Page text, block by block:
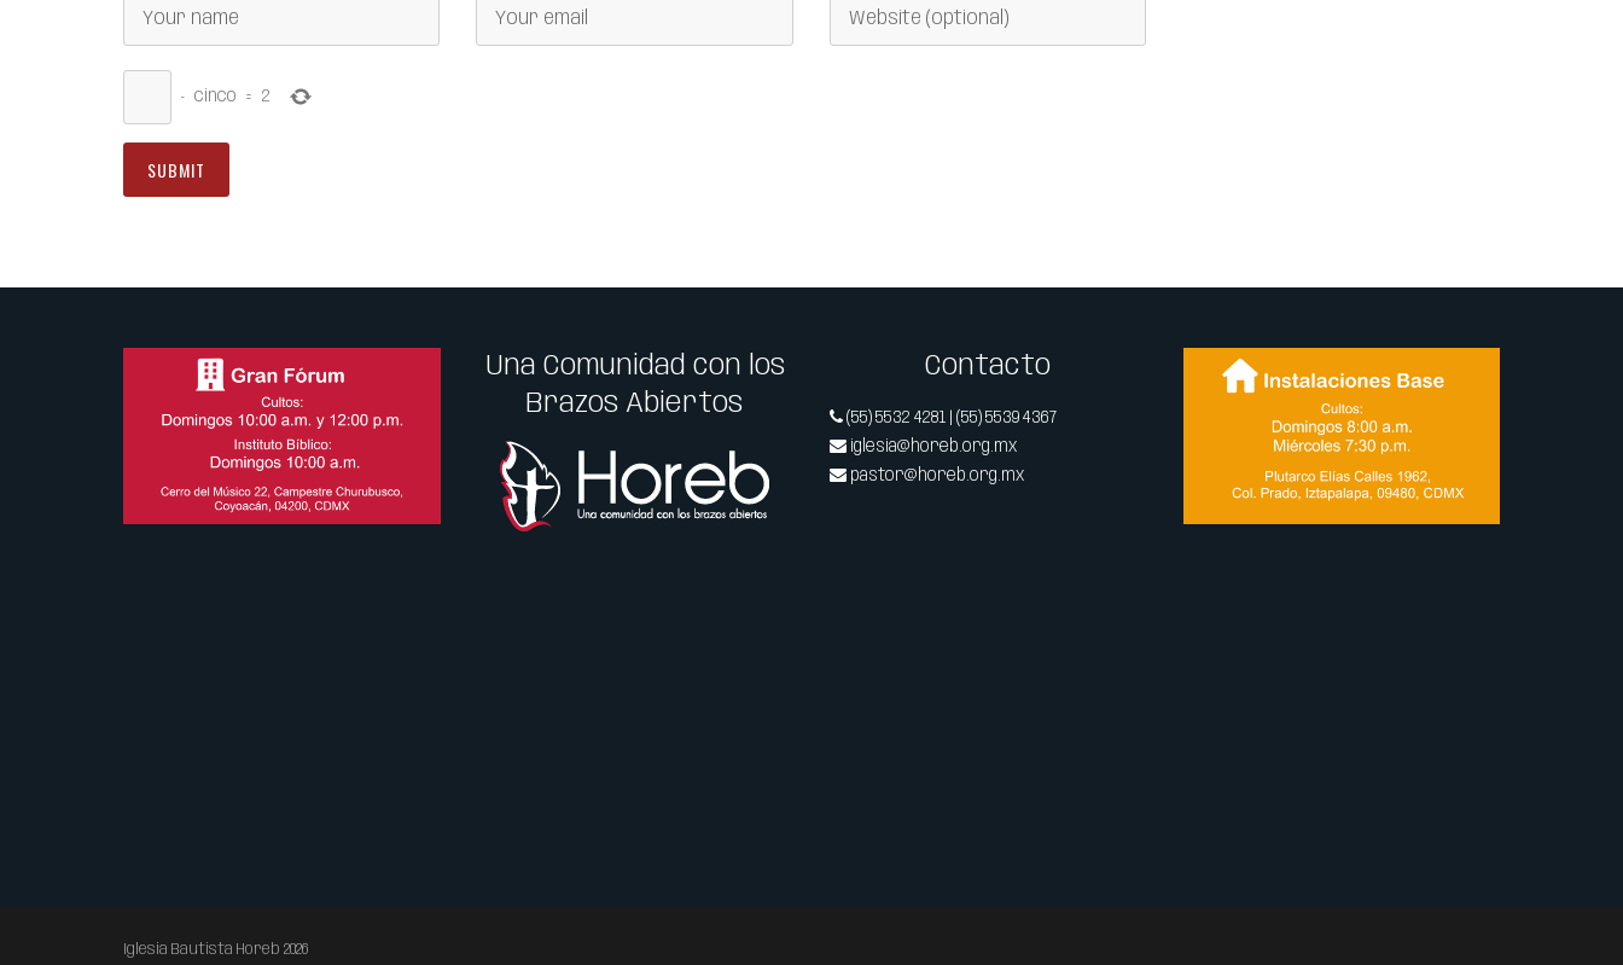
− cinco = 2
Una Comunidad con los
Brazos Abiertos
Contacto
(55) 5532 4281 | (55) 5539 4367
iglesia@horeb.org.mx
pastor@horeb.org.mx
Iglesia Bautista Horeb 2026